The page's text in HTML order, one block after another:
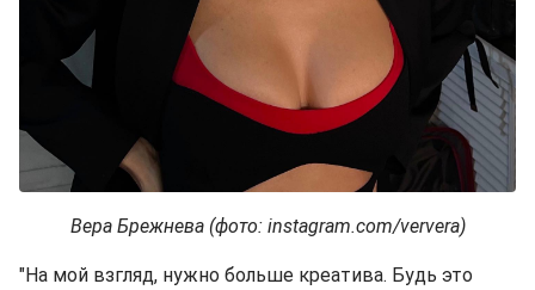
Вера Брежнева (фото: instagram.com/ververa)
"На мой взгляд, нужно больше креатива. Будь это